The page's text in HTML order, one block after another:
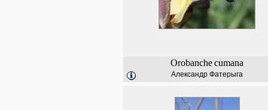
Orobanchecumana
Александр Фатерыга